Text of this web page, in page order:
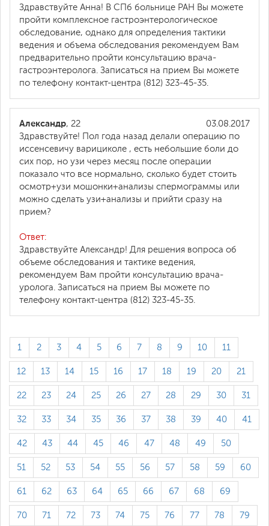
Здравствуйте Анна! В СПб больнице РАН Вы можете
пройти комплексное гастроэнтерологическое
обследование, однако для определения тактики
ведения и объема обследования рекомендуем Вам
предварительно пройти консультацию врача-
гастроэнтеролога. Записаться на прием Вы можете
по телефону контакт-центра (812) 323-45-35.
03.08.2017
Александр, 22
Здравствуйте! Пол года назад делали операцию по
иссенсевичу варициколе , есть небольшие боли до
сих пор, но узи через месяц после операции
показало что все нормально, сколько будет стоить
осмотр+узи мошонки+анализы спермограммы или
можно сделать узи+анализы и прийти сразу на
прием?
Ответ:
Здравствуйте Александр! Для решения вопроса об
объеме обследования и тактике ведения,
рекомендуем Вам пройти консультацию врача-
уролога. Записаться на прием Вы можете по
телефону контакт-центра (812) 323-45-35.
1 2 3 4 5 6 7 8 9 10 11
12 13 14 15 16 17 18 19 20 21
22 23 24 25 26 27 28 29 30 31
32 33 34 35 36 37 38 39 40 41
42 43 44 45 46 47 48 49 50
51 52 53 54 55 56 57 58 59 60
61 62 63 64 65 66 67 68 69
70 71 72 73 74 75 76 77 78 79